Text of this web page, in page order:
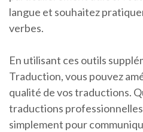
langue et souhaitez
verbes.
En utilisant ces outils
Traduction, vous pouvez
qualité de vos traductions.
traductions
simplement pour